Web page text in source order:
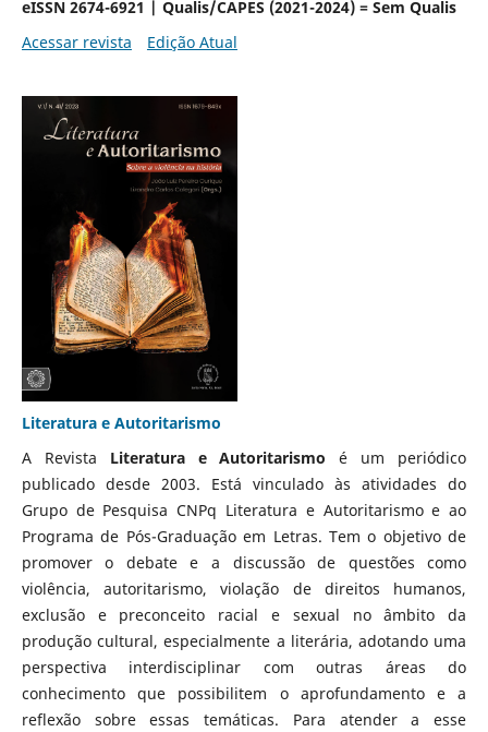
eISSN 2674-6921 | Qualis/CAPES (2021-2024) = Sem Qualis
Acessar revista
Edição Atual
Literatura e Autoritarismo
A Revista Literatura e Autoritarismoé um periódico
publicado desde 2003. Está vinculado às atividades do
Grupo de Pesquisa CNPq Literatura e Autoritarismo e ao
Programa de Pós-Graduação em Letras. Tem o objetivo de
promover o debate e a discussão de questões como
violência, autoritarismo, violação de direitos humanos,
exclusão e preconceito racial e sexual no âmbito da
produção cultural, especialmente a literária, adotando uma
perspectiva interdisciplinar com outras áreas do
conhecimento que possibilitem o aprofundamento e a
reflexão sobre essas temáticas. Para atender a esse